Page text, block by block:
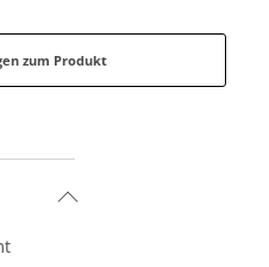
zum Produkt